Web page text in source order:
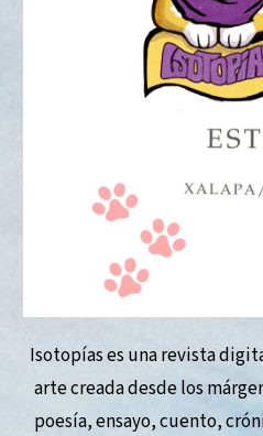
Isotopías es una revista
arte creada desde los
poesía, ensayo, cuento,